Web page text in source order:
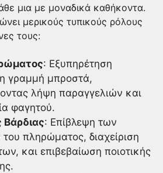
μια με μοναδικά καθήκοντα.
μερικούς τυπικούς ρόλους
τους:
: Εξυπηρέτηση
γραμμή μπροστά,
λήψη παραγγελιών και
φαγητού.
Βάρδιας: Επίβλεψη των
του πληρώματος, διαχείριση
και επιβεβαίωση ποιοτικής